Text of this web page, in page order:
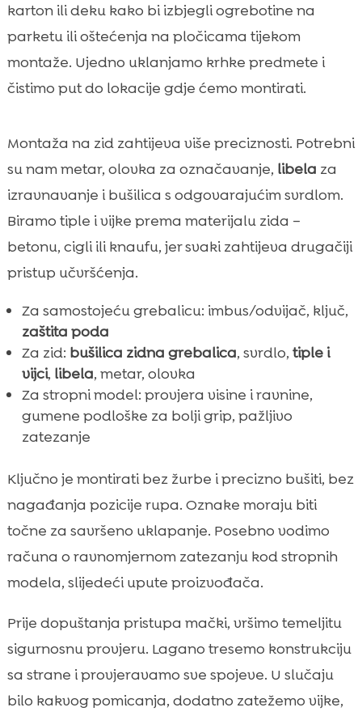
karton ili deku kako bi izbjegli ogrebotine na
parketu ili oštećenja na pločicama tijekom
montaže. Ujedno uklanjamo krhke predmete i
čistimo put do lokacije gdje ćemo montirati.
Montaža na zid zahtijeva više preciznosti. Potrebni
su nam metar, olovka za označavanje, libela za
izravnavanje i bušilica s odgovarajućim svrdlom.
Biramo tiple i vijke prema materijalu zida –
betonu, cigli ili knaufu, jer svaki zahtijeva drugačiji
pristup učvršćenja.
Za samostojeću grebalicu: imbus/odvijač, ključ,
zaštita poda
Za zid: bušilica zidna grebalica, svrdlo, tiple i
vijci, libela, metar, olovka
Za stropni model: provjera visine i ravnine,
gumene podloške za bolji grip, pažljivo
zatezanje
Ključno je montirati bez žurbe i precizno bušiti, bez
nagađanja pozicije rupa. Oznake moraju biti
točne za savršeno uklapanje. Posebno vodimo
računa o ravnomjernom zatezanju kod stropnih
modela, slijedeći upute proizvođača.
Prije dopuštanja pristupa mački, vršimo temeljitu
sigurnosnu provjeru. Lagano tresemo konstrukciju
sa strane i provjeravamo sve spojeve. U slučaju
bilo kakvog pomicanja, dodatno zatežemo vijke,